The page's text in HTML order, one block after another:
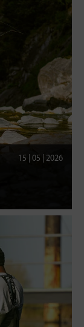
15 | 05 | 2026